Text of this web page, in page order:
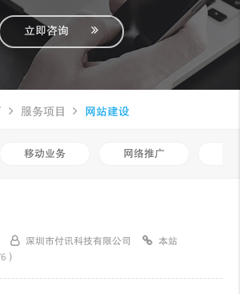
立即咨询
服务项目 网站建设
移动业务 网络推广
深圳市付讯科技有限公司
本站
）